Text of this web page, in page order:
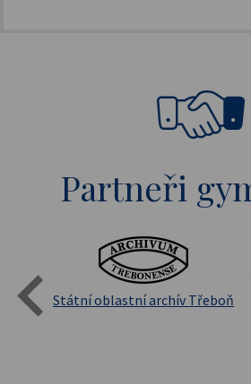
Partneři
Státní oblastní archív Třeboň